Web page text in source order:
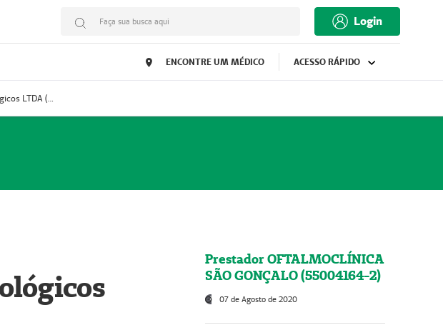
Faça sua busca aqui Login
ENCONTRE UM MÉDICO ACESSO RÁPIDO
Prestador Decordis Exames Cardiológicos LTDA (51004346-0)
Prestador OFTALMOCLÍNICA
SÃO GONÇALO (55004164-2)
07 de Agosto de 2020